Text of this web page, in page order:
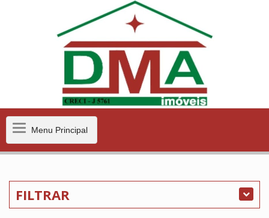
MenuMenu Principal
FILTRAR